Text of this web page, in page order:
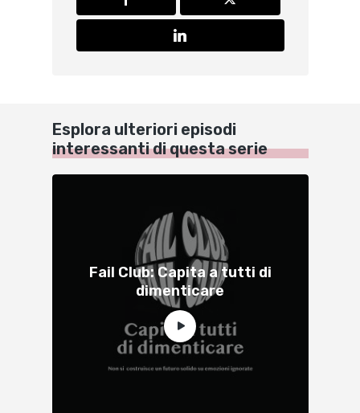
Esplora ulteriori episodi
interessanti di questa serie
Fail Club: Capita a tutti di
dimenticare